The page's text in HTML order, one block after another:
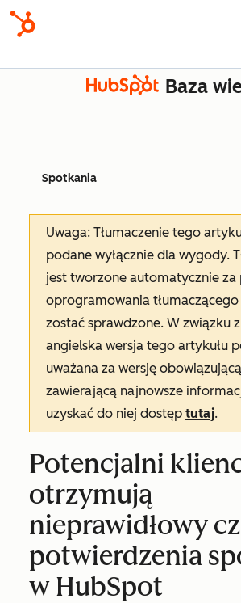
Baza
Spotkania
Uwaga: Tłumaczenie tego
podane wyłącznie dla wygody.
jest tworzone automatycznie za
oprogramowania tłumaczącego
zostać sprawdzone. W związku
angielska wersja tego artykułu
uważana za wersję
zawierającą najnowsze
uzyskać do niej dostęp tutaj.
Potencjalni
otrzymują
nieprawidłowy
potwierdzenia
w HubSpot